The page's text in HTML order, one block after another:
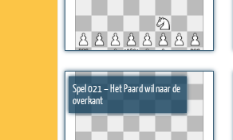
Spel 021 – Het Paard wil naar de
overkant